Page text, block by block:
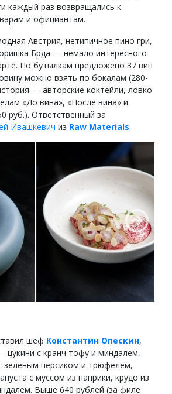
каждый раз возвращались к
и официантам.
Австрия, нетипичное пино гри,
Брда — немало интересного
По бутылкам предложено 37 вин
можно взять по бокалам (280-
— авторские коктейли, ловко
«До вина», «После вина» и
руб.). Ответственный за
Ивашкевич из Raw Materials.
шеф Константин Опескин,
цукини с кранч тофу и миндалем,
зеленым персиком и трюфелем,
с муссом из паприки, крудо из
Выше 640 рублей (за филе